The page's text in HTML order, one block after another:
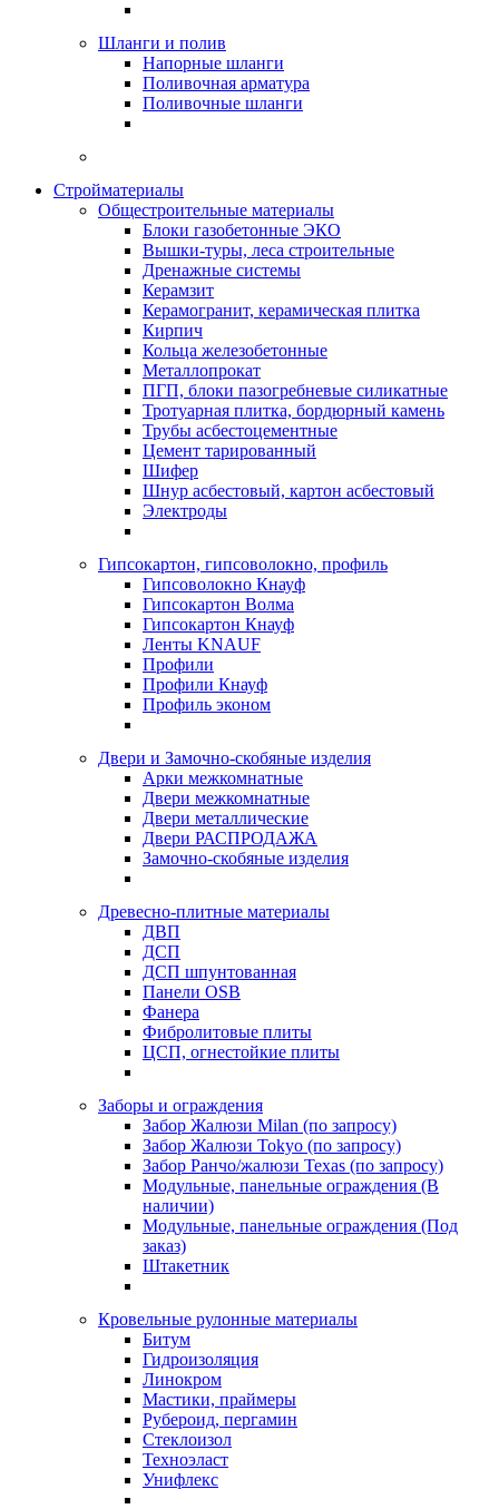
Шланги и полив
Напорные шланги
Поливочная арматура
Поливочные шланги
Стройматериалы
Oбщестроительные материалы
Блоки газобетонные ЭКО
Вышки-туры, леса строительные
Дренажные системы
Керамзит
Керамогранит, керамическая плитка
Кирпич
Кольца железобетонные
Металлопрокат
ПГП, блоки пазогребневые силикатные
Тротуарная плитка, бордюрный камень
Трубы асбестоцементные
Цемент тарированный
Шифер
Шнур асбестовый, картон асбестовый
Электроды
Гипсокартон, гипсоволокно, профиль
Гипсоволокно Кнауф
Гипсокартон Волма
Гипсокартон Кнауф
Ленты KNAUF
Профили
Профили Кнауф
Профиль эконом
Двери и Замочно-скобяные изделия
Арки межкомнатные
Двери межкомнатные
Двери металлические
Двери РАСПРОДАЖА
Замочно-скобяные изделия
Древесно-плитные материалы
ДВП
ДСП
ДСП шпунтованная
Панели OSB
Фанера
Фибролитовые плиты
ЦСП, огнестойкие плиты
Заборы и ограждения
Забор Жалюзи Milan (по запросу)
Забор Жалюзи Tokyo (по запросу)
Забор Ранчо/жалюзи Texas (по запросу)
Модульные, панельные ограждения (В
наличии)
Модульные, панельные ограждения (Под
заказ)
Штакетник
Кровельные рулонные материалы
Битум
Гидроизоляция
Линокром
Мастики, праймеры
Рубероид, пергамин
Стеклоизол
Техноэласт
Унифлекс